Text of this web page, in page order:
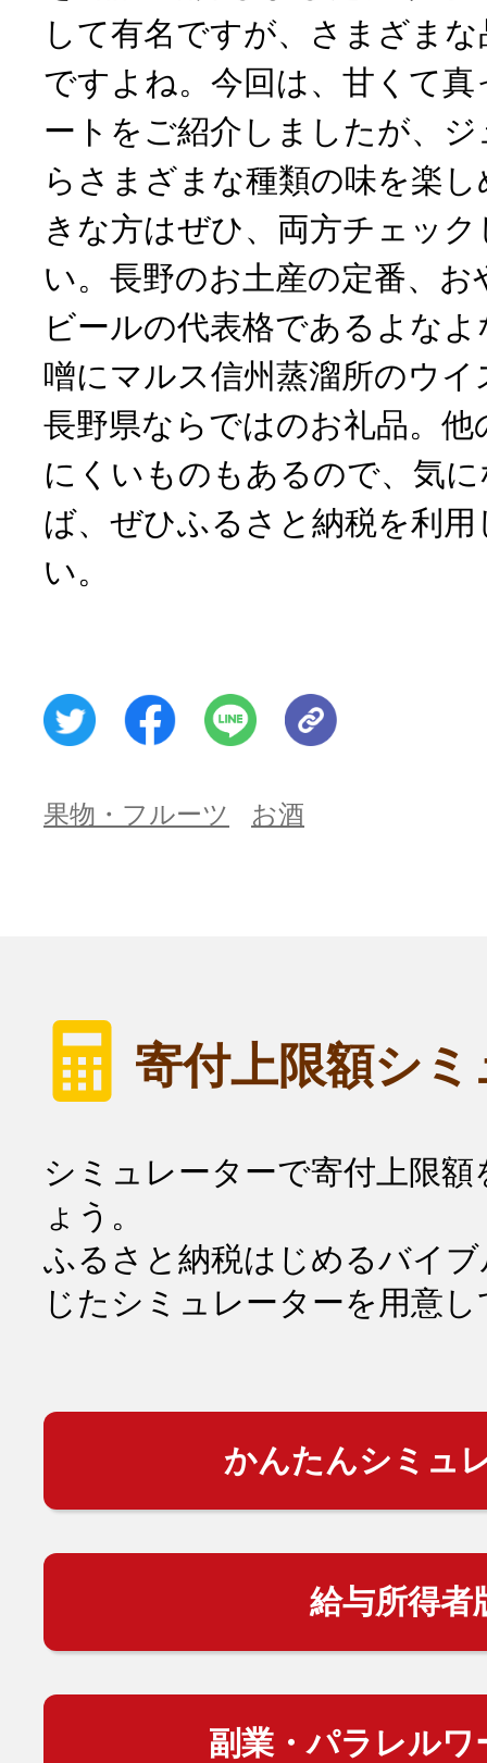
して有名ですが、さまざま
ですよね。今回は、甘くて
ートをご紹介しましたが、
らさまざまな種類の味を楽
きな方はぜひ、両方チェッ
い。長野のお土産の定番、
ビールの代表格であるよな
噌にマルス信州蒸溜所のウ
長野県ならではのお礼品。
にくいものもあるので、気
ば、ぜひふるさと納税を利
い。
果物・フルーツ お酒
寄付上限額シ
シミュレーターで寄付上限
ょう。
ふるさと納税はじめるバイ
じたシミュレーターを用意
かんたんシミュ
給与所得者
副業・パラレルワ